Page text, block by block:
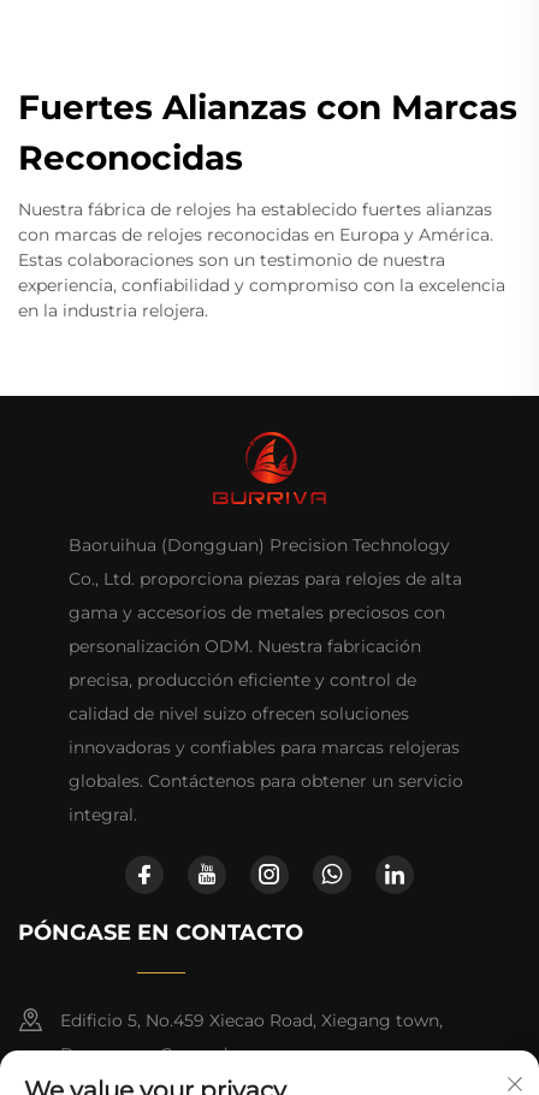
Fuertes Alianzas con Marcas
Reconocidas
Nuestra fábrica de relojes ha establecido fuertes alianzas
con marcas de relojes reconocidas en Europa y América.
Estas colaboraciones son un testimonio de nuestra
experiencia, confiabilidad y compromiso con la excelencia
en la industria relojera.
Baoruihua (Dongguan) Precision Technology
Co., Ltd. proporciona piezas para relojes de alta
gama y accesorios de metales preciosos con
personalización ODM. Nuestra fabricación
precisa, producción eficiente y control de
calidad de nivel suizo ofrecen soluciones
innovadoras y confiables para marcas relojeras
globales. Contáctenos para obtener un servicio
integral.
PÓNGASE EN CONTACTO
Edificio 5, No.459 Xiecao Road, Xiegang town,
Dongguan, Guangdong